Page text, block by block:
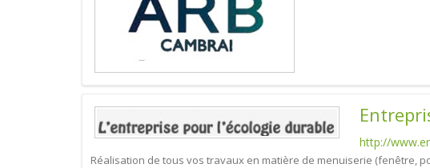
http://
Réalisation de tous vos travaux en matière de menuiserie (fenêtre,